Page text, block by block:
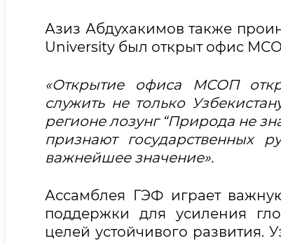
Азиз Абдухакимов также
University был открыт офис
«Открытие офиса МСОП
служить не только
регионе лозунг “Природа не
признают государственных
важнейшее значение».
Ассамблея ГЭФ играет
поддержки для усиления
целей устойчивого